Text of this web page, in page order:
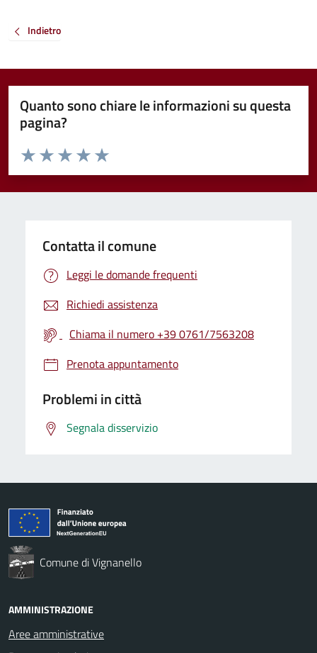
Indietro
Quanto sono chiare le informazioni su questa
pagina?
Valuta da 1 a 5 stelle la pagina
Valuta 5 stelle su 5
Valuta 4 stelle su 5
Valuta 3 stelle su 5
Valuta 2 stelle su 5
Valuta 1 stelle su 5
Contatta il comune
Leggi le domande frequenti
Richiedi assistenza
Chiama il numero +39 0761/7563208
Prenota appuntamento
Problemi in città
Segnala disservizio
Comune di Vignanello
AMMINISTRAZIONE
Aree amministrative